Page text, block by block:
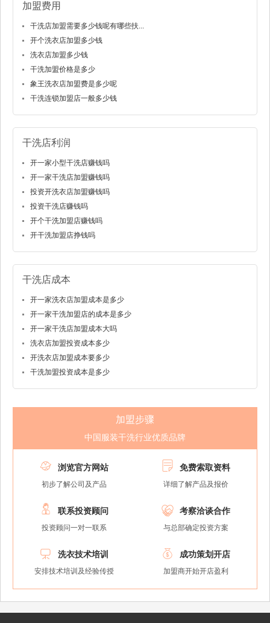
加盟费用
干洗店加盟需要多少钱呢有哪些扶...
开个洗衣店加盟多少钱
洗衣店加盟多少钱
干洗加盟价格是多少
象王洗衣店加盟费是多少呢
干洗连锁加盟店一般多少钱
干洗店利润
开一家小型干洗店赚钱吗
开一家干洗店加盟赚钱吗
投资开洗衣店加盟赚钱吗
投资干洗店赚钱吗
开个干洗加盟店赚钱吗
开干洗加盟店挣钱吗
干洗店成本
开一家洗衣店加盟成本是多少
开一家干洗加盟店的成本是多少
开一家干洗店加盟成本大吗
洗衣店加盟投资成本多少
开洗衣店加盟成本要多少
干洗加盟投资成本是多少
加盟步骤
中国服装干洗行业优质品牌
 浏览官方网站
初步了解公司及产品
 免费索取资料
详细了解产品及报价
 联系投资顾问
投资顾问一对一联系
 考察洽谈合作
与总部确定投资方案
 洗衣技术培训
安排技术培训及经验传授
 成功策划开店
加盟商开始开店盈利